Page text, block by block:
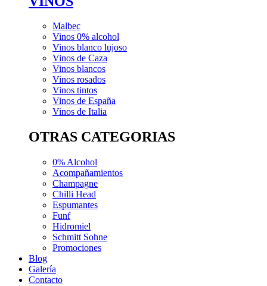
Malbec
Vinos 0% alcohol
Vinos blanco lujoso
Vinos de Caza
Vinos blancos
Vinos rosados
Vinos tintos
Vinos de España
Vinos de Italia
OTRAS CATEGORIAS
0% Alcohol
Acompañamientos
Champagne
Chilli Head
Espumantes
Funf
Hidromiel
Schmitt Sohne
Promociones
Blog
Galería
Contacto